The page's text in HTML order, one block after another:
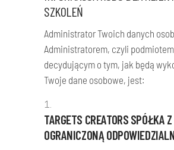
TC GEAR
KONTAKT
SZKOLEŃ
Administrator Twoich danych
Administratorem, czyli podmiotem
decydującym o tym, jak będą
Twoje dane osobowe, jest:
TARGETS CREATORS SPÓŁKA Z
OGRANICZONĄ